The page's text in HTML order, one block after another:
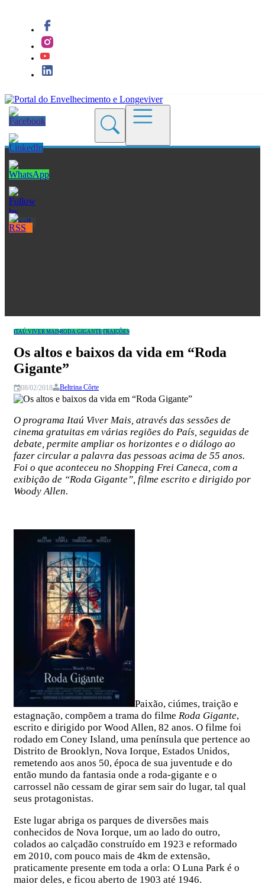
Blogs
ITAÚ VIVER MAISRODA GIGANTETRAIÇÕES
Os altos e baixos da vida em “Roda
Gigante”
08/02/2018 Beltrina Côrte
O programa Itaú Viver Mais, através das sessões de
cinema gratuitas em várias regiões do País, seguidas de
debate, permite ampliar os horizontes e o diálogo ao
fazer circular a palavra das pessoas acima de 55 anos.
Foi o que aconteceu no Shopping Frei Caneca, com a
exibição de “Roda Gigante”, filme escrito e dirigido por
Woody Allen.
Paixão, ciúmes, traição e
estagnação, compõem a trama do filme Roda Gigante,
escrito e dirigido por Wood Allen, 82 anos. O filme foi
rodado em Coney Island, uma península que pertence ao
Distrito de Brooklyn, Nova Iorque, Estados Unidos,
remetendo aos anos 50, época de sua juventude e do
então mundo da fantasia onde a roda-gigante e o
carrossel não cessam de girar sem sair do lugar, tal qual
seus protagonistas.
Este lugar abriga os parques de diversões mais
conhecidos de Nova Iorque, um ao lado do outro,
colados ao calçadão construído em 1923 e reformado
em 2010, com pouco mais de 4km de extensão,
praticamente presente em toda a orla: O Luna Park é o
maior deles, e ficou aberto de 1903 até 1946.